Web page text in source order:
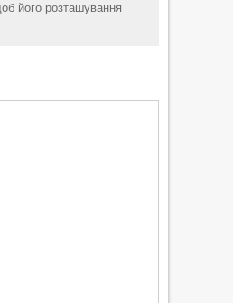
його розташування